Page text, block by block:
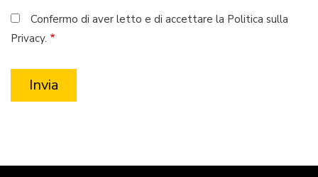
Confermo di aver letto e di accettare la Politica sulla
Privacy.